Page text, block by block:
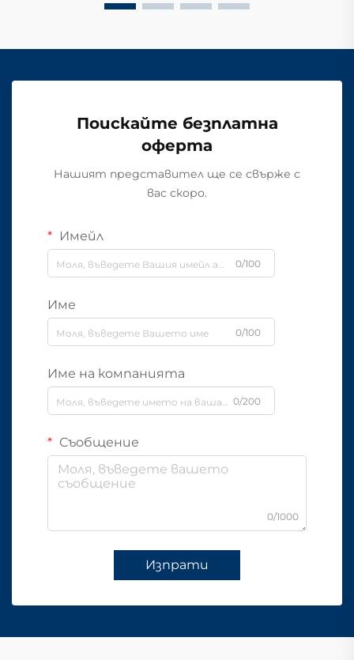
Поискайте безплатна
оферта
Нашият представител ще се свърже с
вас скоро.
Имейл
0/100
Име
0/100
Име на компанията
0/200
Съобщение
0/1000
Изпрати